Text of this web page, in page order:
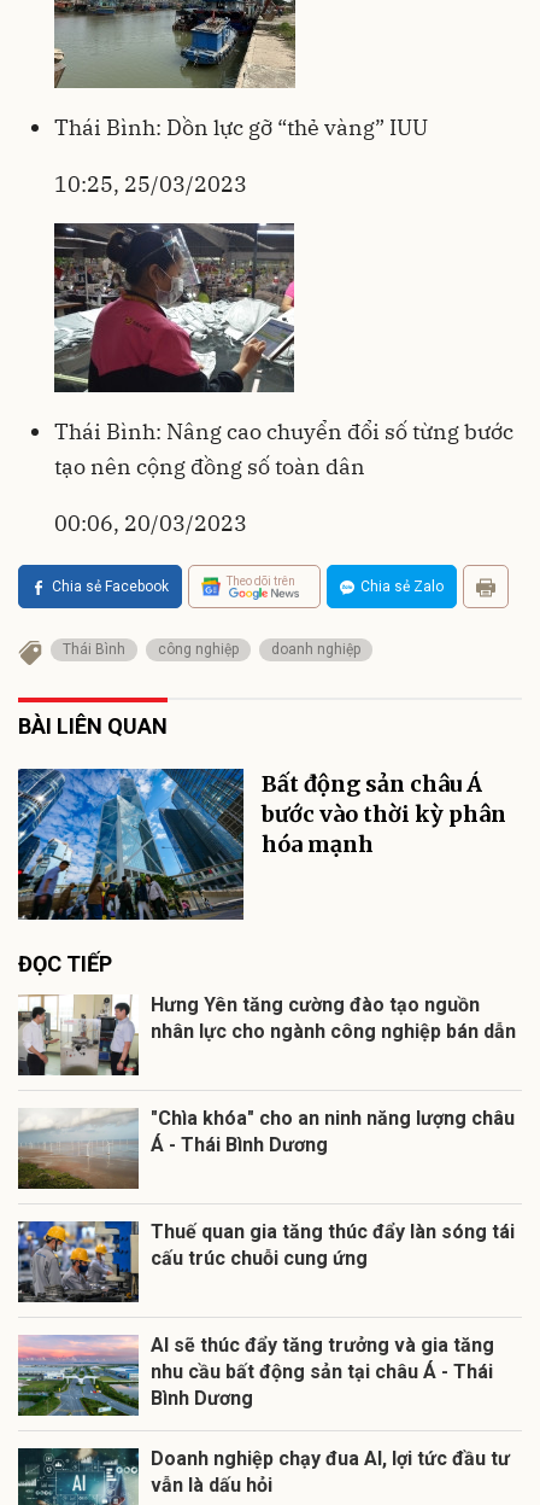
Thái Bình: Dồn lực gỡ “thẻ vàng” IUU
10:25, 25/03/2023
Thái Bình: Nâng cao chuyển đổi số từng bước
tạo nên cộng đồng số toàn dân
00:06, 20/03/2023
Chia sẻ Facebook Theo dõi trên Chia sẻ Zalo
Thái Bình công nghiệp doanh nghiệp
BÀI LIÊN QUAN
Bất động sản châu Á
bước vào thời kỳ phân
hóa mạnh
ĐỌC TIẾP
Hưng Yên tăng cường đào tạo nguồn
nhân lực cho ngành công nghiệp bán dẫn
"Chìa khóa" cho an ninh năng lượng châu
Á - Thái Bình Dương
Thuế quan gia tăng thúc đẩy làn sóng tái
cấu trúc chuỗi cung ứng
AI sẽ thúc đẩy tăng trưởng và gia tăng
nhu cầu bất động sản tại châu Á - Thái
Bình Dương
Doanh nghiệp chạy đua AI, lợi tức đầu tư
vẫn là dấu hỏi